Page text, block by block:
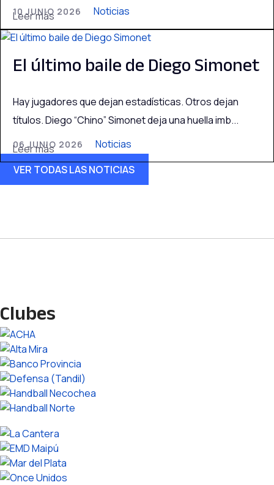
10 JUNIO 2026 Noticias
Leer más
El último baile de Diego Simonet
06 JUNIO 2026 Noticias
Hay jugadores que dejan estadísticas. Otros dejan
títulos. Diego “Chino” Simonet deja una huella imb...
Leer más
VER TODAS LAS NOTICIAS
Clubes